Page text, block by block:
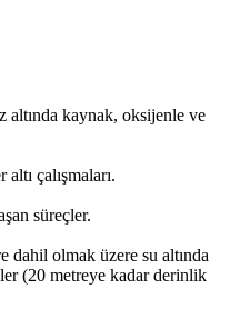
altında kaynak, oksijenle ve
çalışmaları.
süreçler.
dahil olmak üzere su altında
(20 metreye kadar derinlik